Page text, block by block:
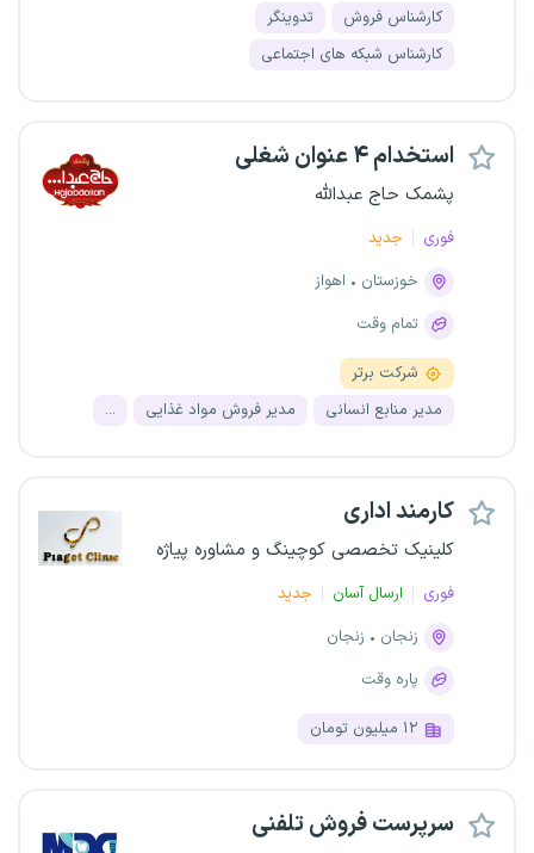
کارشناس فروش
تدوینگر
کارشناس شبکه های اجتماعی
استخدام ۴ عنوان شغلی
پشمک حاج عبدالله
فوری
جدید
خوزستان
اهواز
تمام وقت
شرکت برتر
مدیر منابع انسانی
مدیر فروش مواد غذایی ...
کارمند اداری
کلینیک تخصصی کوچینگ و مشاوره پیاژه
فوری ارسال آسان
جدید
زنجان
زنجان
پاره وقت
۱۲ میلیون تومان
سرپرست فروش تلفنی